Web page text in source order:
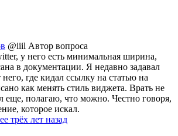
@iiil Автор вопроса
у него есть минимальная ширина,
в документации. Я недавно задавал
него, где кидал ссылку на статью на
как менять стиль виджета. Врать не
еще, полагаю, что можно. Честно говоря,
которое искал.
трёх лет назад